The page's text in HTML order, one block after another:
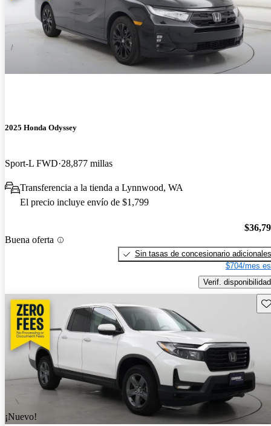
2025 Honda Odyssey
Sport-L FWD 28,877 millas
Transferencia a la tienda a Lynnwood, WA
El precio incluye envío de $1,799
Buena oferta
Sin tasas de concesionario adicionales
$704/mes
Verif. disponibilidad
¡Nuevo!